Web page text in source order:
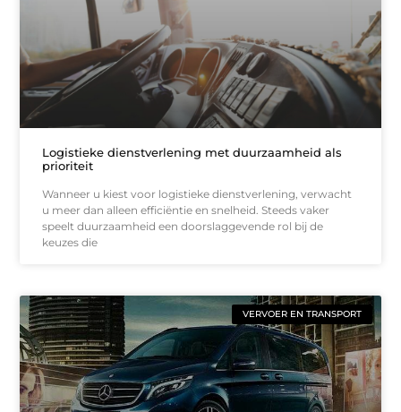
Logistieke dienstverlening met duurzaamheid als
prioriteit
Wanneer u kiest voor logistieke dienstverlening, verwacht
u meer dan alleen efficiëntie en snelheid. Steeds vaker
speelt duurzaamheid een doorslaggevende rol bij de
keuzes die
VERVOER EN TRANSPORT